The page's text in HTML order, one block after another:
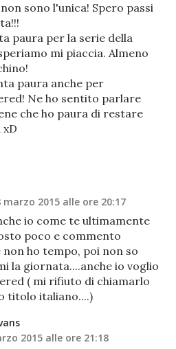
sono l'unica! Spero passi
paura per la serie della
mi piaccia. Almeno
paura anche per
Ne ho sentito parlare
che ho paura di restare
xD
marzo 2015 alle ore 20:17
io come te ultimamente
poco e commento
non ho tempo, poi non so
la giornata....anche io voglio
( mi rifiuto di chiamarlo
titolo italiano....)
2015 alle ore 21:18